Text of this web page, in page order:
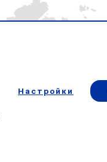
Настройки